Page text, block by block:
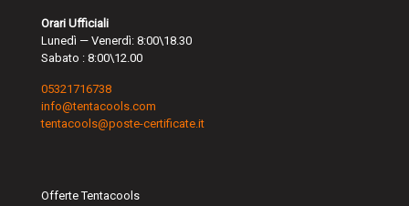
Orari Ufficiali
Lunedì — Venerdì: 8:00\18.30
Sabato : 8:00\12.00
05321716738
info@tentacools.com
tentacools@poste-certificate.it
Offerte Tentacools